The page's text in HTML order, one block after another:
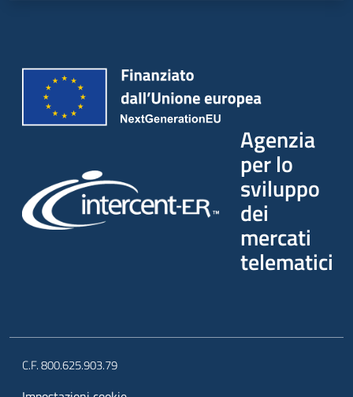
Agenzia
per lo
sviluppo
dei
mercati
telematici
C.F. 800.625.903.79